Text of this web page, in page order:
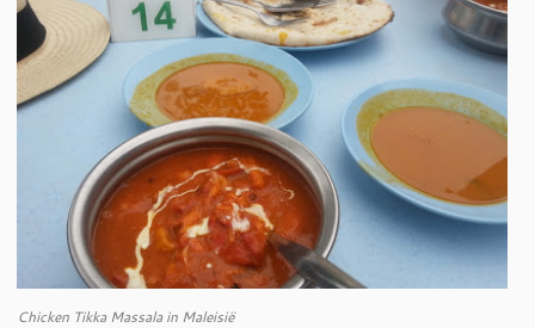
Chicken Tikka Massala in Maleisië